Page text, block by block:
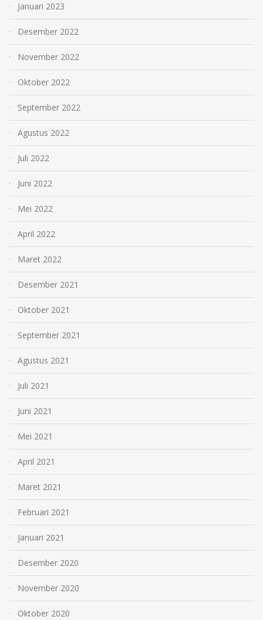
Januari 2023
Desember 2022
November 2022
Oktober 2022
September 2022
Agustus 2022
Juli 2022
Juni 2022
Mei 2022
April 2022
Maret 2022
Desember 2021
Oktober 2021
September 2021
Agustus 2021
Juli 2021
Juni 2021
Mei 2021
April 2021
Maret 2021
Februari 2021
Januari 2021
Desember 2020
November 2020
Oktober 2020